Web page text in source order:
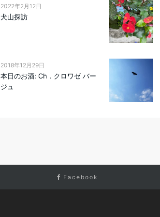
2022年2月12日
犬山探訪
2018年12月29日
本日のお酒: Ch．クロワゼ バー
ジュ
Facebook